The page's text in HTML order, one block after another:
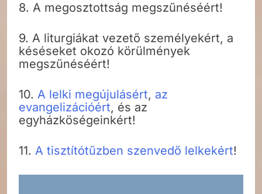
8. A megosztottság megszűnéséért!
9. A liturgiákat vezető személyekért, a
késéseket okozó körülmények
megszűnéséért!
10. A lelki megújulásért, az
evangelizációért, és az
egyházköségeinkért!
11. A tisztítótűzben szenvedő lelkekért!